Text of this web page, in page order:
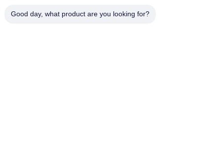
Visite D'usine
Good day, what product are you looking for?